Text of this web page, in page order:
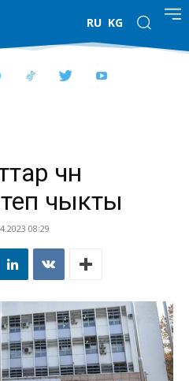
RU KG
үчүн
чыкты
08:29